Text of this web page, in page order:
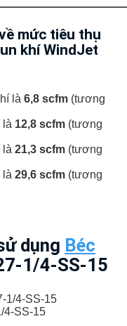
mức tiêu thụ
khí WindJet
là 6,8 scfm (tương
là 12,8 scfm (tương
là 21,3 scfm (tương
là 29,6 scfm (tương
dụng Béc
1/4-SS-15
4-SS-15